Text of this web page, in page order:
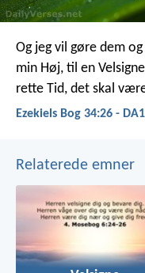
Og jeg vil gøre dem
min Høj, til en
rette Tid, det skal
Ezekiels Bog 34:26 -
Relaterede emner